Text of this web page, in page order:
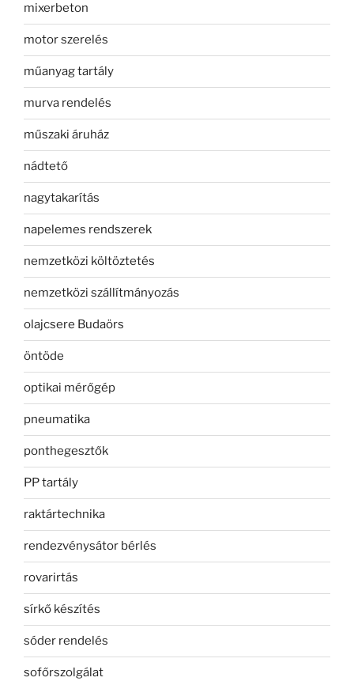
mixerbeton
motor szerelés
műanyag tartály
murva rendelés
műszaki áruház
nádtető
nagytakarítás
napelemes rendszerek
nemzetközi költöztetés
nemzetközi szállítmányozás
olajcsere Budaörs
öntöde
optikai mérőgép
pneumatika
ponthegesztők
PP tartály
raktártechnika
rendezvénysátor bérlés
rovarirtás
sírkő készítés
sóder rendelés
sofőrszolgálat